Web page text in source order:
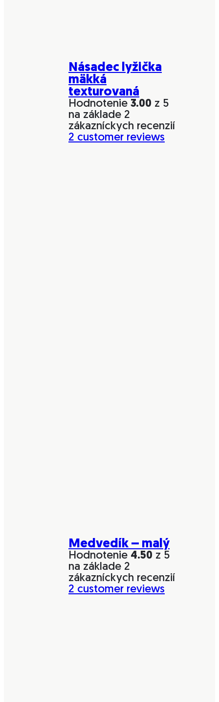
Násadec lyžička
mäkká
texturovaná
Hodnotenie 3.00 z 5
na základe 2
zákazníckych recenzií
2 customer reviews
Medvedík – malý
Hodnotenie 4.50 z 5
na základe 2
zákazníckych recenzií
2 customer reviews